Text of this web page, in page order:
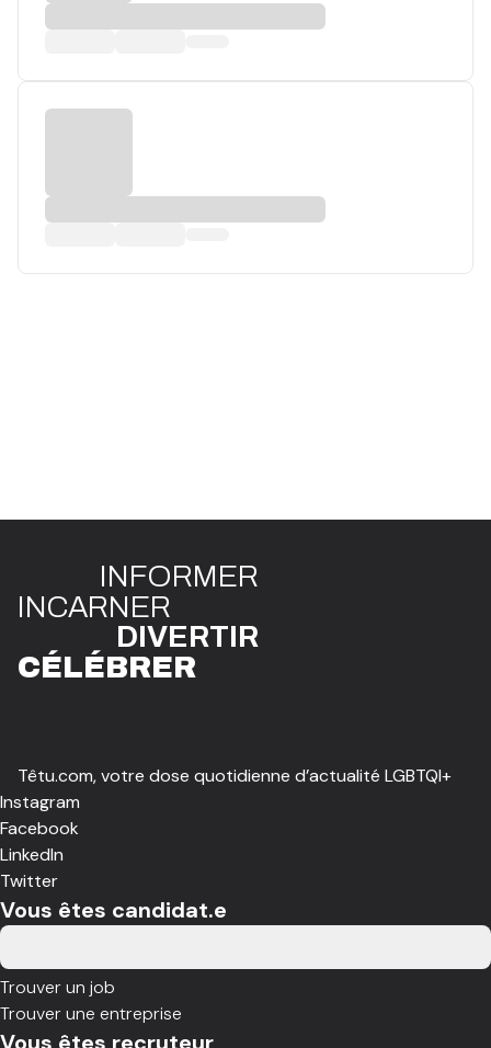
INFORMER
INCARNER
DIVERTIR
CÉLÉBRER
Têtu.com, votre dose quotidienne d’actualité LGBTQI+
Instagram
Facebook
LinkedIn
Twitter
Vous êtes candidat.e
Trouver un job
Trouver une entreprise